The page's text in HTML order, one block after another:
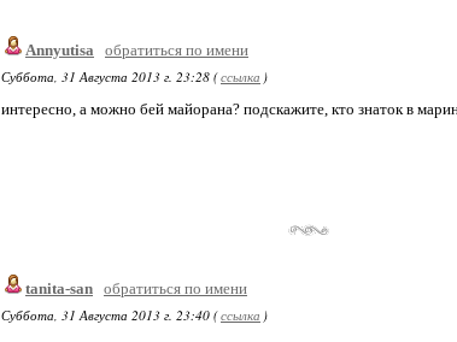
Annyutisa
обратиться по имени
Суббота, 31 Августа 2013 г. 23:28 (ссылка )
интересно, а можно бей майорана? подскажите, кто знаток в
tanita-san обратиться по имени
Суббота, 31 Августа 2013 г. 23:40 (ссылка )